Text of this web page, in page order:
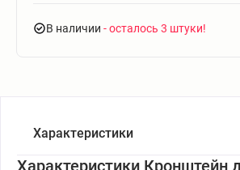
В наличии - осталось 3 штуки
Характеристики
Характеристики Кронштейн